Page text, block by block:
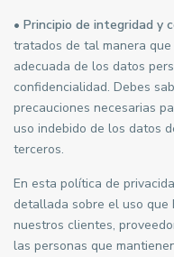
• Principio de integridad y
tratados de tal manera
adecuada de los datos
confidencialidad. Debes
precauciones necesarias
uso indebido de los datos
terceros.
En esta política de
detallada sobre el uso que
nuestros clientes,
las personas que